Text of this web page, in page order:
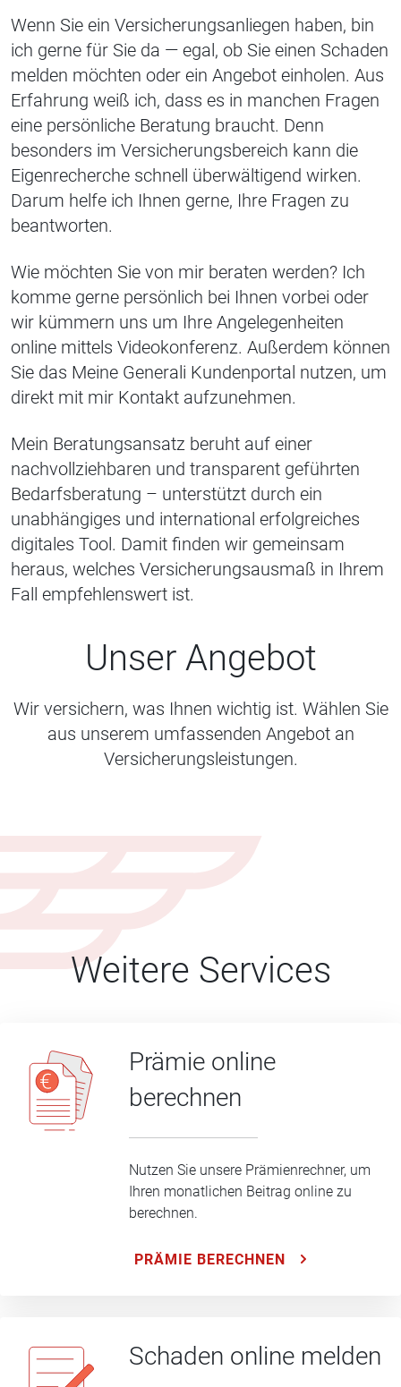
Wenn Sie ein Versicherungsanliegen haben, bin
ich gerne für Sie da — egal, ob Sie einen Schaden
melden möchten oder ein Angebot einholen. Aus
Erfahrung weiß ich, dass es in manchen Fragen
eine persönliche Beratung braucht. Denn
besonders im Versicherungsbereich kann die
Eigenrecherche schnell überwältigend wirken.
Darum helfe ich Ihnen gerne, Ihre Fragen zu
beantworten.
Wie möchten Sie von mir beraten werden? Ich
komme gerne persönlich bei Ihnen vorbei oder
wir kümmern uns um Ihre Angelegenheiten
online mittels Videokonferenz. Außerdem können
Sie das Meine Generali Kundenportal nutzen, um
direkt mit mir Kontakt aufzunehmen.
Mein Beratungsansatz beruht auf einer
nachvollziehbaren und transparent geführten
Bedarfsberatung – unterstützt durch ein
unabhängiges und international erfolgreiches
digitales Tool. Damit finden wir gemeinsam
heraus, welches Versicherungsausmaß in Ihrem
Fall empfehlenswert ist.
Unser Angebot
Wir versichern, was Ihnen wichtig ist. Wählen Sie
aus unserem umfassenden Angebot an
Versicherungsleistungen.
Weitere Services
Prämie online
berechnen
Nutzen Sie unsere Prämienrechner, um
Ihren monatlichen Beitrag online zu
berechnen.
PRÄMIE BERECHNEN
Schaden online melden